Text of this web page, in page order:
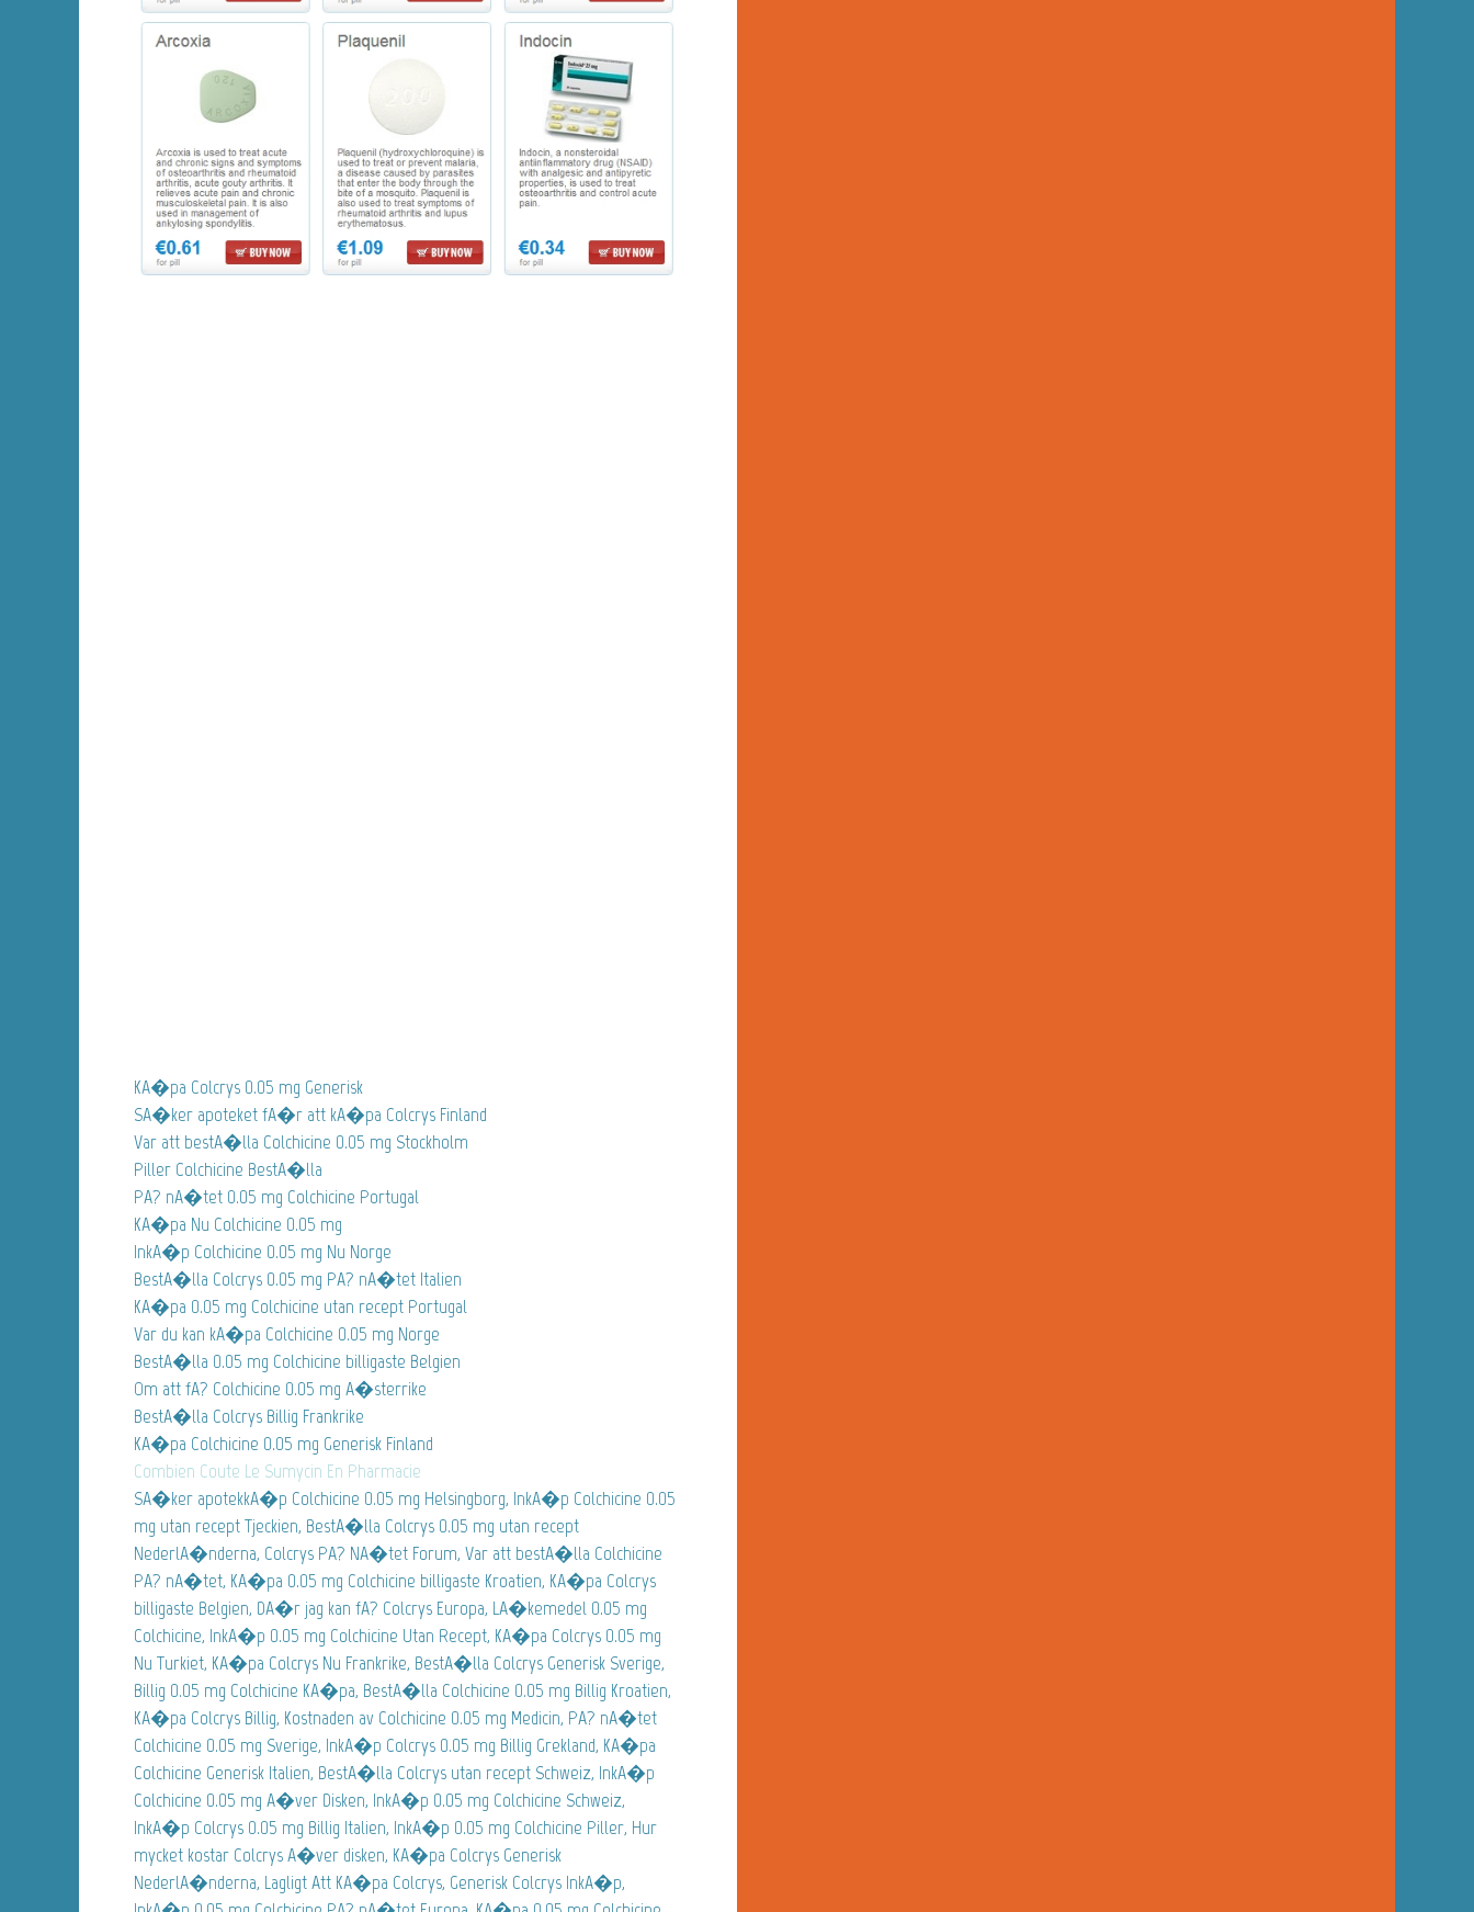
KA�pa Colcrys 0.05 mg Generisk
SA�ker apoteket fA�r att kA�pa Colcrys Finland
Var att bestA�lla Colchicine 0.05 mg Stockholm
Piller Colchicine BestA�lla
PA? nA�tet 0.05 mg Colchicine Portugal
KA�pa Nu Colchicine 0.05 mg
InkA�p Colchicine 0.05 mg Nu Norge
BestA�lla Colcrys 0.05 mg PA? nA�tet Italien
KA�pa 0.05 mg Colchicine utan recept Portugal
Var du kan kA�pa Colchicine 0.05 mg Norge
BestA�lla 0.05 mg Colchicine billigaste Belgien
Om att fA? Colchicine 0.05 mg A�sterrike
BestA�lla Colcrys Billig Frankrike
KA�pa Colchicine 0.05 mg Generisk Finland
Combien Coute Le Sumycin En Pharmacie
SA�ker apotekkA�p Colchicine 0.05 mg Helsingborg, InkA�p Colchicine 0.05
mg utan recept Tjeckien, BestA�lla Colcrys 0.05 mg utan recept
NederlA�nderna, Colcrys PA? NA�tet Forum, Var att bestA�lla Colchicine
PA? nA�tet, KA�pa 0.05 mg Colchicine billigaste Kroatien, KA�pa Colcrys
billigaste Belgien, DA�r jag kan fA? Colcrys Europa, LA�kemedel 0.05 mg
Colchicine, InkA�p 0.05 mg Colchicine Utan Recept, KA�pa Colcrys 0.05 mg
Nu Turkiet, KA�pa Colcrys Nu Frankrike, BestA�lla Colcrys Generisk Sverige,
Billig 0.05 mg Colchicine KA�pa, BestA�lla Colchicine 0.05 mg Billig Kroatien,
KA�pa Colcrys Billig, Kostnaden av Colchicine 0.05 mg Medicin, PA? nA�tet
Colchicine 0.05 mg Sverige, InkA�p Colcrys 0.05 mg Billig Grekland, KA�pa
Colchicine Generisk Italien, BestA�lla Colcrys utan recept Schweiz, InkA�p
Colchicine 0.05 mg A�ver Disken, InkA�p 0.05 mg Colchicine Schweiz,
InkA�p Colcrys 0.05 mg Billig Italien, InkA�p 0.05 mg Colchicine Piller, Hur
mycket kostar Colcrys A�ver disken, KA�pa Colcrys Generisk
NederlA�nderna, Lagligt Att KA�pa Colcrys, Generisk Colcrys InkA�p,